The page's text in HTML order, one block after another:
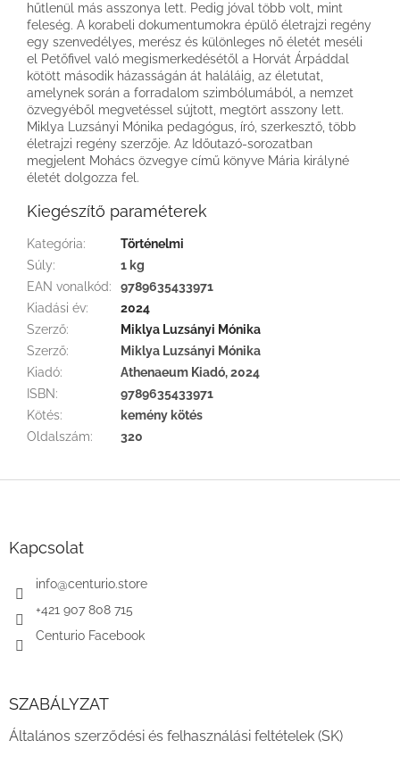
hűtlenül más asszonya lett. Pedig jóval több volt, mint
feleség. A korabeli dokumentumokra épülő életrajzi regény
egy szenvedélyes, merész és különleges nő életét meséli
el Petőfivel való megismerkedésétől a Horvát Árpáddal
kötött második házasságán át haláláig, az életutat,
amelynek során a forradalom szimbólumából, a nemzet
özvegyéből megvetéssel sújtott, megtört asszony lett.
Miklya Luzsányi Mónika pedagógus, író, szerkesztő, több
életrajzi regény szerzője. Az Időutazó-sorozatban
megjelent Mohács özvegye című könyve Mária királyné
életét dolgozza fel.
Kiegészítő paraméterek
Kategória:
Történelmi
Súly:
1 kg
EAN vonalkód:
9789635433971
Kiadási év:
2024
Szerző:
Miklya Luzsányi Mónika
Szerző:
Miklya Luzsányi Mónika
Kiadó:
Athenaeum Kiadó, 2024
ISBN:
9789635433971
Kötés:
kemény kötés
Oldalszám: 320
Kapcsolat
info@centurio.store
+421 907 808 715
Centurio Facebook
SZABÁLYZAT
Általános szerződési és felhasználási feltételek (SK)